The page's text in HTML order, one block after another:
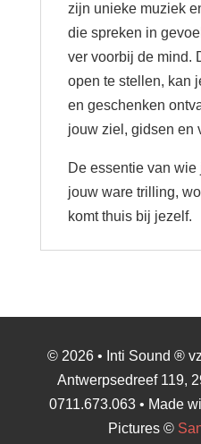
zijn unieke muziek
die spreken in
ver voorbij de mind.
open te stellen, kan
en geschenken
jouw ziel, gidsen en
De essentie van
jouw ware trilling,
komt thuis bij jezelf.
© 2026 • Inti Sound ®
Antwerpsedreef 119,
0711.673.063 • Made
Pictures ©